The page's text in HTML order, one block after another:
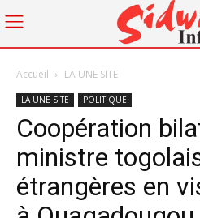
Accueil LA UNE SITE
LA UNE SITE POLITIQUE
Coopération
ministre
étrangères en